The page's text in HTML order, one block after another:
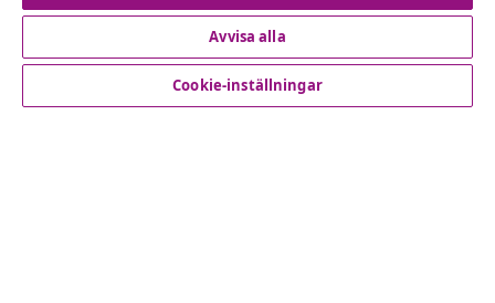
Kundservice
Avvisa alla
Cookie-inställningar